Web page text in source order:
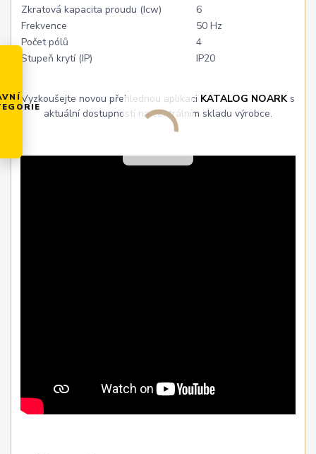
Zkratová kapacita proudu (Icw)
6
Frekvence
50 Hz
Počet pólů
4
Stupeň krytí (IP)
IP20
Vyzkoušejte novou přehlednou aplikaci KATALOG NOARKs
aktuální dostupností na centrálním skladu výrobce.